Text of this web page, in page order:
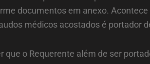
documentos em anexo.
médicos acostados é portador
o Requerente além de ser